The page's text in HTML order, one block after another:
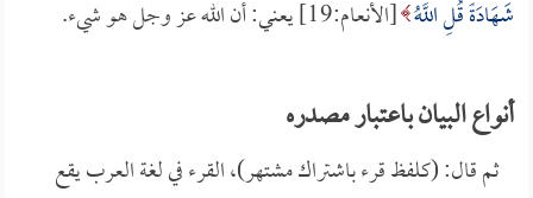
شَهَادَةً قُلِ اللَّهُ [الأنعام:19] يعني: أن الله عز وجل هو شيء.
أنواع البيان باعتبار مصدره
ثم قال: (كلفظ قرء باشتراك مشتهر)، القرء في لغة العرب يقع